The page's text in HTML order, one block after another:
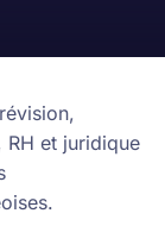
et juridique